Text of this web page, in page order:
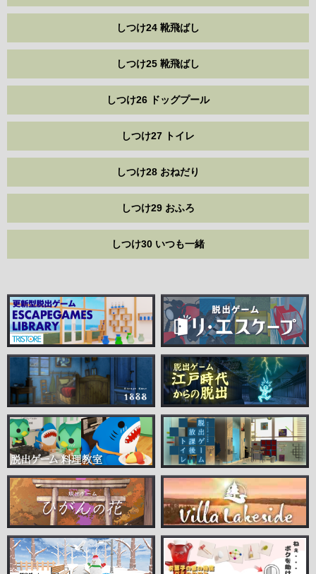
しつけ24 靴飛ばし
しつけ25 靴飛ばし
しつけ26 ドッグプール
しつけ27 トイレ
しつけ28 おねだり
しつけ29 おふろ
しつけ30 いつも一緒